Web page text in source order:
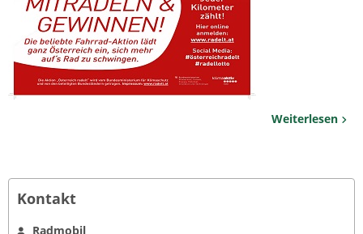
Weiterlesen
Kontakt
Radmobil